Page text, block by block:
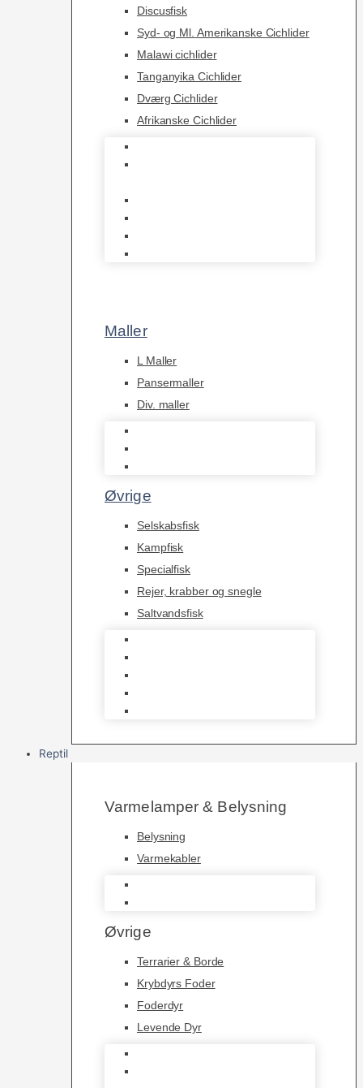
Discusfisk
Syd- og Ml. Amerikanske Cichlider
Malawi cichlider
Tanganyika Cichlider
Dværg Cichlider
Afrikanske Cichlider
Maller
L Maller
Pansermaller
Div. maller
Øvrige
Selskabsfisk
Kampfisk
Specialfisk
Rejer, krabber og snegle
Saltvandsfisk
Reptil
Varmelamper & Belysning
Belysning
Varmekabler
Øvrige
Terrarier & Borde
Krybdyrs Foder
Foderdyr
Levende Dyr